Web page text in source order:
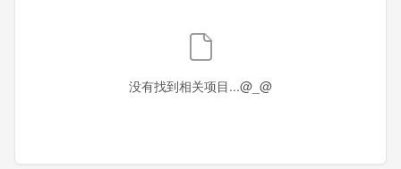
台湾
没有找到相关项目...@_@